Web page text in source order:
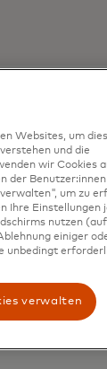
Websites, um
und die
wir Cookies
der
um zu
Ihre Einstellungen
nutzen
einiger
unbedingt
verwalten